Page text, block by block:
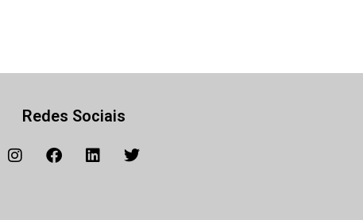
Redes Sociais